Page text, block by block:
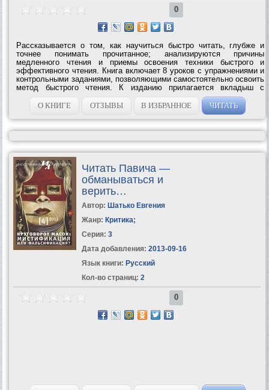
0
Рассказывается о том, как научиться быстро читать, глубже и
точнее понимать прочитанное; анализируются причины
медленного чтения и приемы освоения техники быстрого и
эффективного чтения. Книга включает 8 уроков с упражнениями и
контрольными заданиями, позволяющими самостоятельно освоить
метод быстрого чтения. К изданию прилагается вкладыш с
тренировочными таблицами.УЧИМСЯ ЧИТАТЬ БЫСТРО – Первая
ступень обучения в Школе Олега...
О КНИГЕ ОТЗЫВЫ В ИЗБРАННОЕ ЧИТАТЬ
Читать Павича —
обманываться и
верить…
Автор: Шатько Евгения
Жанр: Критика;
Серия: 3
Дата добавления: 2013-09-16
Язык книги: Русский
Кол-во страниц: 2
0